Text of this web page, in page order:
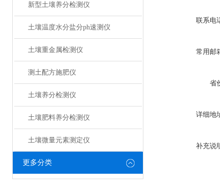
新型土壤养分检测仪
土壤温度水分盐分ph速测仪
土壤重金属检测仪
测土配方施肥仪
土壤养分检测仪
土壤肥料养分检测仪​
土壤微量元素测定仪
更多分类
联系电
常用邮
省
详细地
补充说